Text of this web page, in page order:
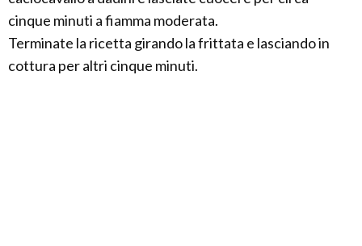
cinque minuti a fiamma moderata.
Terminate la ricetta girando la frittata e lasciando in
cottura per altri cinque minuti.